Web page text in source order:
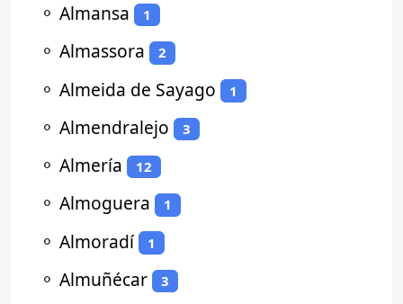
⚬ Almansa 1
⚬ Almassora 2
⚬ Almeida de Sayago 1
⚬ Almendralejo 3
⚬ Almería 12
⚬ Almoguera 1
⚬ Almoradí 1
⚬ Almuñécar 3